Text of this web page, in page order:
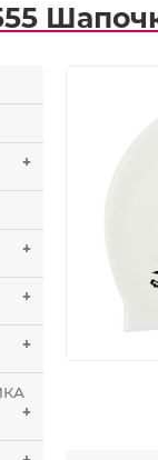
+
+
+
+
+